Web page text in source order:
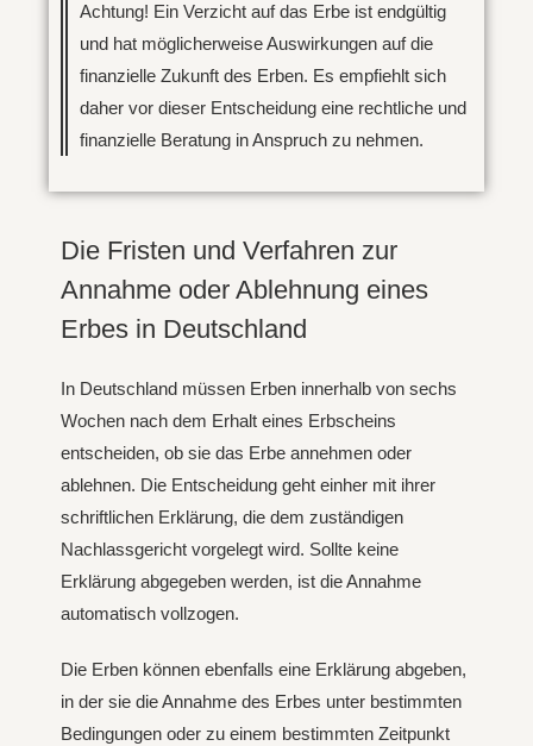
Achtung! Ein Verzicht auf das Erbe ist endgültig
und hat möglicherweise Auswirkungen auf die
finanzielle Zukunft des Erben. Es empfiehlt sich
daher vor dieser Entscheidung eine rechtliche und
finanzielle Beratung in Anspruch zu nehmen.
Die Fristen und Verfahren zur
Annahme oder Ablehnung eines
Erbes in Deutschland
In Deutschland müssen Erben innerhalb von sechs
Wochen nach dem Erhalt eines Erbscheins
entscheiden, ob sie das Erbe annehmen oder
ablehnen. Die Entscheidung geht einher mit ihrer
schriftlichen Erklärung, die dem zuständigen
Nachlassgericht vorgelegt wird. Sollte keine
Erklärung abgegeben werden, ist die Annahme
automatisch vollzogen.
Die Erben können ebenfalls eine Erklärung abgeben,
in der sie die Annahme des Erbes unter bestimmten
Bedingungen oder zu einem bestimmten Zeitpunkt